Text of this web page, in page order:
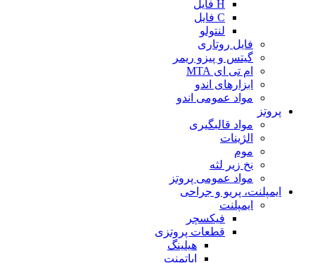
H فایل
C فایل
لنتولو
فایل روتاری
گیتس و پیزو ریمر
ام تی ای MTA
ابزارهای اندو
مواد عمومی اندو
پروتز
مواد قالبگیری
الژینات
موم
نخ زیر لثه
مواد عمومی پروتز
ایمپلنت، پریو و جراحی
ایمپلنت
فیکسچر
قطعات پروتزی
هیلینگ
اباتمنت